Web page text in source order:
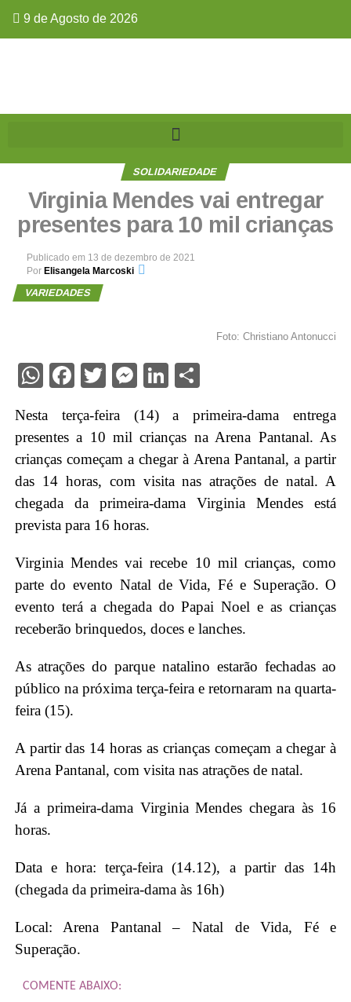
9 de Agosto de 2026
SOLIDARIEDADE
Virginia Mendes vai entregar
presentes para 10 mil crianças
Publicado em 13 de dezembro de 2021
Por Elisangela Marcoski
VARIEDADES
Foto: Christiano Antonucci
WhatsApp
Facebook
Twitter
Messenger
LinkedIn
Share
Nesta terça-feira (14) a primeira-dama entrega
presentes a 10 mil crianças na Arena Pantanal. As
crianças começam a chegar à Arena Pantanal, a partir
das 14 horas, com visita nas atrações de natal. A
chegada da primeira-dama Virginia Mendes está
prevista para 16 horas.
Virginia Mendes vai recebe 10 mil crianças, como
parte do evento Natal de Vida, Fé e Superação. O
evento terá a chegada do Papai Noel e as crianças
receberão brinquedos, doces e lanches.
As atrações do parque natalino estarão fechadas ao
público na próxima terça-feira e retornaram na quarta-
feira (15).
A partir das 14 horas as crianças começam a chegar à
Arena Pantanal, com visita nas atrações de natal.
Já a primeira-dama Virginia Mendes chegara às 16
horas.
Data e hora: terça-feira (14.12), a partir das 14h
(chegada da primeira-dama às 16h)
Local: Arena Pantanal – Natal de Vida, Fé e
Superação.
COMENTE ABAIXO: